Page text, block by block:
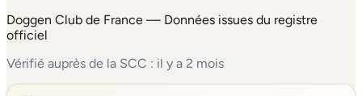
Doggen Club de France — Données issues du registre
officiel
Vérifié auprès de la SCC : il y a 2 mois